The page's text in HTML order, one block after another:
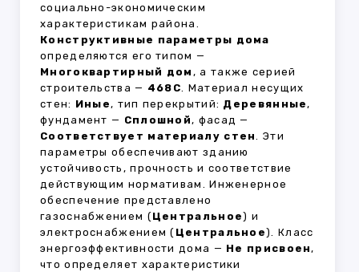
социально-экономическим
характеристикам района.
Конструктивные параметры дома
определяются его типом —
Многоквартирный дом , а также серией
строительства — 468С. Материал несущих
стен: Иные, тип перекрытий: Деревянные,
фундамент — Сплошной, фасад —
Соответствует материалу стен. Эти
параметры обеспечивают зданию
устойчивость, прочность и соответствие
действующим нормативам. Инженерное
обеспечение представлено
газоснабжением (Центральное) и
электроснабжением ( Центральное). Класс
энергоэффективности дома — Не присвоен,
что определяет характеристики